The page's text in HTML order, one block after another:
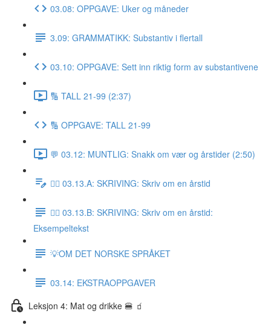
03.08: OPPGAVE: Uker og måneder
3.09: GRAMMATIKK: Substantiv i flertall
03.10: OPPGAVE: Sett inn riktig form av substantivene
🔢 TALL 21-99 (2:37)
🔢 OPPGAVE: TALL 21-99
💬 03.12: MUNTLIG: Snakk om vær og årstider (2:50)
✍🏼 03.13.A: SKRIVING: Skriv om en årstid
✍🏼 03.13.B: SKRIVING: Skriv om en årstid:
Eksempeltekst
💡OM DET NORSKE SPRÅKET
03.14: EKSTRAOPPGAVER
Leksjon 4: Mat og drikke 🍔 🧃